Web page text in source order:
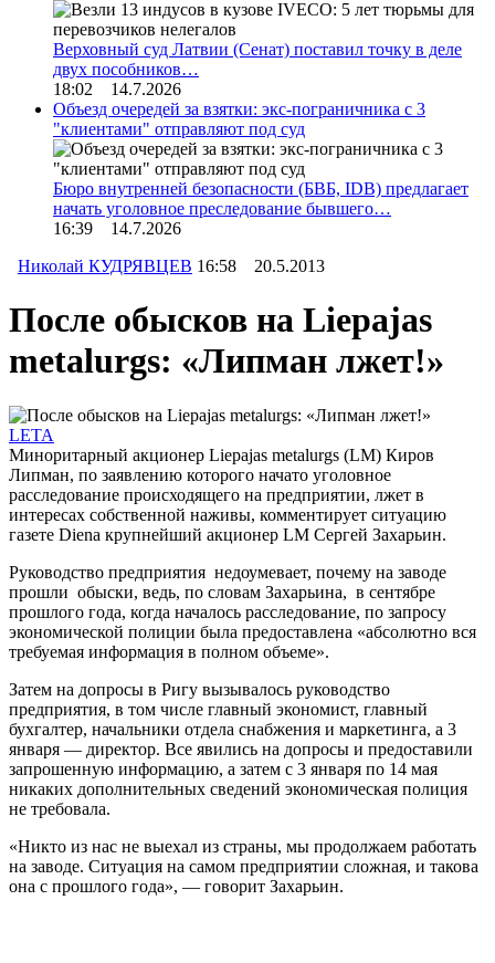
Верховный суд Латвии (Сенат) поставил точку в деле
двух пособников…
18:02 14.7.2026
Объезд очередей за взятки: экс-пограничника с 3
"клиентами" отправляют под суд
Бюро внутренней безопасности (БВБ, IDB) предлагает
начать уголовное преследование бывшего…
16:39 14.7.2026
Николай КУДРЯВЦЕВ 16:58 20.5.2013
После обысков на Liepajas
metalurgs: «Липман лжет!»
LETA
Миноритарный акционер Liepajas metalurgs (LM) Киров
Липман, по заявлению которого начато уголовное
расследование происходящего на предприятии, лжет в
интересах собственной наживы, комментирует ситуацию
газете Diena крупнейший акционер LM Сергей Захарьин.
Руководство предприятия недоумевает, почему на заводе
прошли обыски, ведь, по словам Захарьина, в сентябре
прошлого года, когда началось расследование, по запросу
экономической полиции была предоставлена «абсолютно вся
требуемая информация в полном объеме».
Затем на допросы в Ригу вызывалось руководство
предприятия, в том числе главный экономист, главный
бухгалтер, начальники отдела снабжения и маркетинга, а 3
января — директор. Все явились на допросы и предоставили
запрошенную информацию, а затем с 3 января по 14 мая
никаких дополнительных сведений экономическая полиция
не требовала.
«Никто из нас не выехал из страны, мы продолжаем работать
на заводе. Ситуация на самом предприятии сложная, и такова
она с прошлого года», — говорит Захарьин.